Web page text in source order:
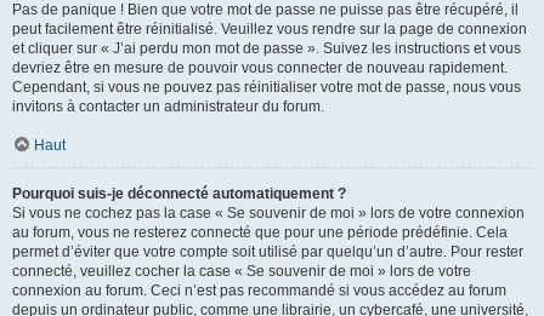
Pas de panique ! Bien que votre mot de passe ne puisse pas être récupéré, il
peut facilement être réinitialisé. Veuillez vous rendre sur la page de connexion
et cliquer sur « J’ai perdu mon mot de passe ». Suivez les instructions et vous
devriez être en mesure de pouvoir vous connecter de nouveau rapidement.
Cependant, si vous ne pouvez pas réinitialiser votre mot de passe, nous vous
invitons à contacter un administrateur du forum.
Haut
Pourquoi suis-je déconnecté automatiquement ?
Si vous ne cochez pas la case « Se souvenir de moi » lors de votre connexion
au forum, vous ne resterez connecté que pour une période prédéfinie. Cela
permet d’éviter que votre compte soit utilisé par quelqu’un d’autre. Pour rester
connecté, veuillez cocher la case « Se souvenir de moi » lors de votre
connexion au forum. Ceci n’est pas recommandé si vous accédez au forum
depuis un ordinateur public, comme une librairie, un cybercafé, une université,